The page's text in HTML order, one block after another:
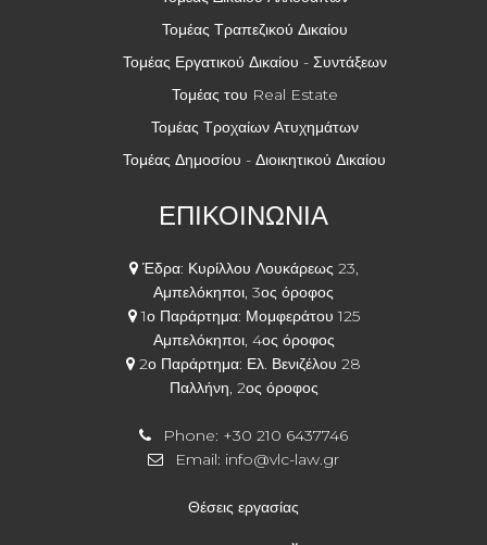
Τομέας Τραπεζικού Δικαίου
Τομέας Εργατικού Δικαίου - Συντάξεων
Τομέας του Real Estate
Τομέας Τροχαίων Ατυχημάτων
Τομέας Δημοσίου - Διοικητικού Δικαίου
ΕΠΙΚΟΙΝΩΝΙΑ
Έδρα: Κυρίλλου Λουκάρεως 23,
Αμπελόκηποι, 3ος όροφος
1ο Παράρτημα: Μομφεράτου 125
Αμπελόκηποι, 4ος όροφος
2ο Παράρτημα: Ελ. Βενιζέλου 28
Παλλήνη, 2ος όροφος
Phone: +30 210 6437746
Email: info@vlc-law.gr
Θέσεις εργασίας